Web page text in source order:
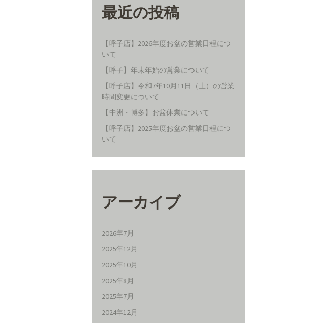
最近の投稿
【呼子店】2026年度お盆の営業日程につ
いて
【呼子】年末年始の営業について
【呼子店】令和7年10月11日（土）の営業
時間変更について
【中洲・博多】お盆休業について
【呼子店】2025年度お盆の営業日程につ
いて
アーカイブ
2026年7月
2025年12月
2025年10月
2025年8月
2025年7月
2024年12月